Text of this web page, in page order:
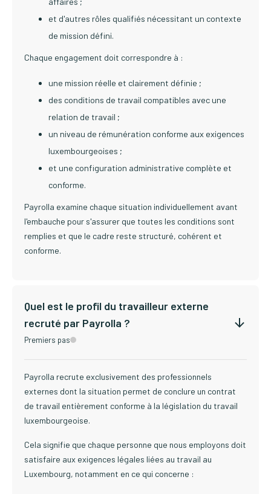
et d'autres rôles qualifiés nécessitant un contexte
de mission défini.
Chaque engagement doit correspondre à :
une mission réelle et clairement définie ;
des conditions de travail compatibles avec une
relation de travail ;
un niveau de rémunération conforme aux exigences
luxembourgeoises ;
et une configuration administrative complète et
conforme.
Payrolla examine chaque situation individuellement avant
l'embauche pour s'assurer que toutes les conditions sont
remplies et que le cadre reste structuré, cohérent et
conforme.
Quel est le profil du travailleur externe
recruté par Payrolla ?
Premiers pas
Payrolla recrute exclusivement des professionnels
externes dont la situation permet de conclure un contrat
de travail entièrement conforme à la législation du travail
luxembourgeoise.
Cela signifie que chaque personne que nous employons doit
satisfaire aux exigences légales liées au travail au
Luxembourg, notamment en ce qui concerne :